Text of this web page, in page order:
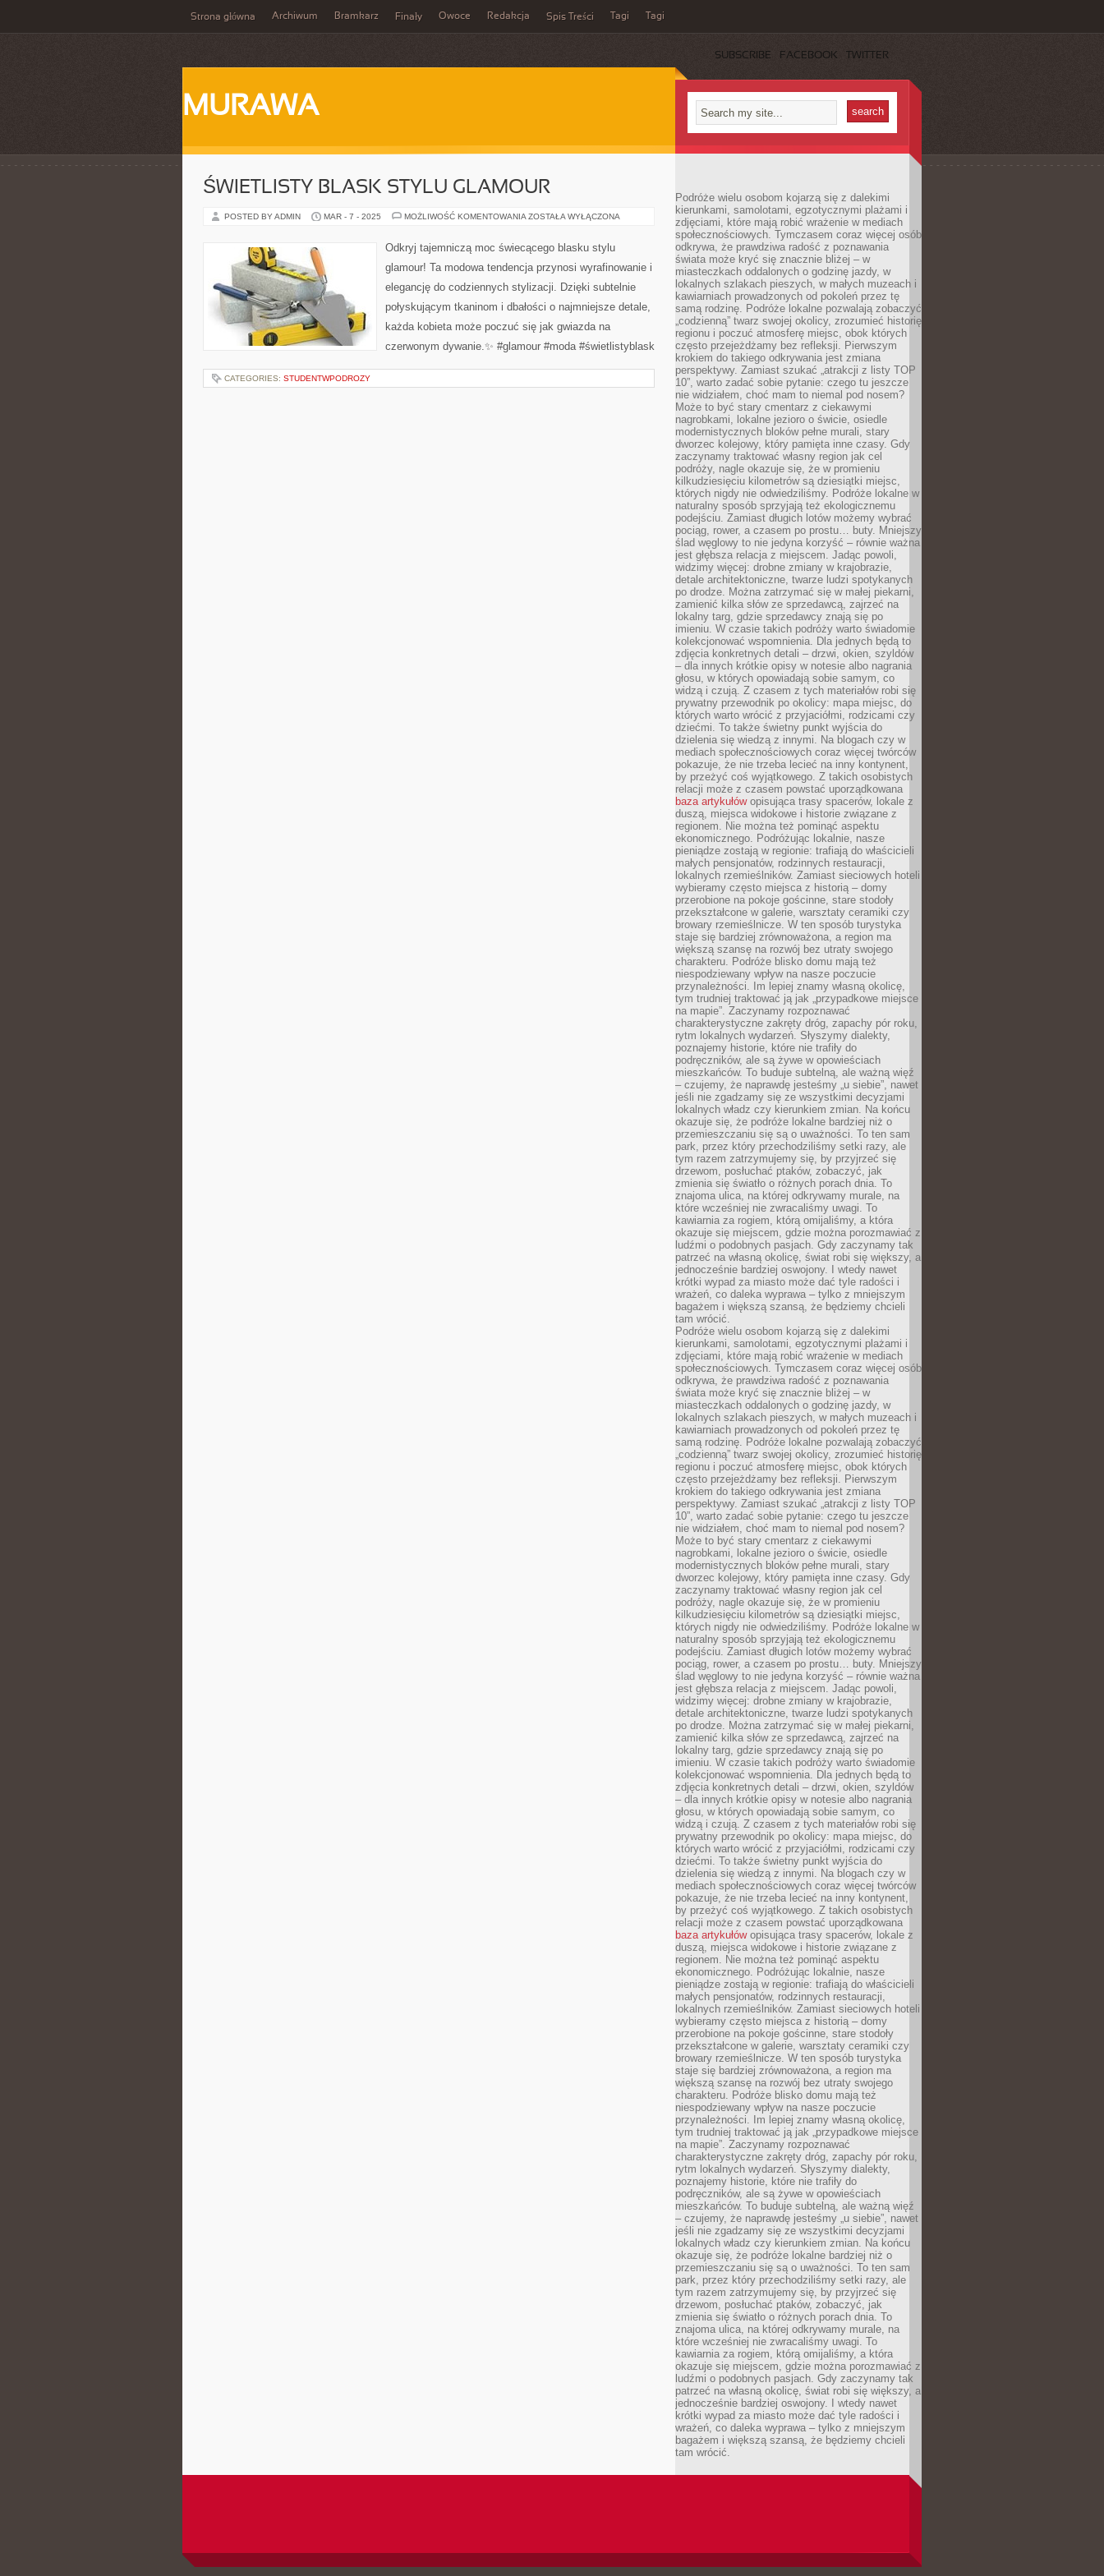
Strona główna Archiwum Bramkarz Finały Owoce Redakcja Spis Treści Tagi Tagi
SUBSCRIBE FACEBOOK TWITTER
MURAWA
ŚWIETLISTY BLASK STYLU GLAMOUR
POSTED BY ADMIN MAR - 7 - 2025 MOŻLIWOŚĆ KOMENTOWANIA ŚWIETLISTY
GLAMOUR
ZOSTAŁA WYŁĄCZONA
Odkryj tajemniczą moc świecącego blasku stylu
glamour! Ta modowa tendencja przynosi wyrafinowanie i
elegancję do codziennych stylizacji. Dzięki subtelnie
połyskującym tkaninom i dbałości o najmniejsze detale,
każda kobieta może poczuć się jak gwiazda na
czerwonym dywanie.✨ #glamour #moda #świetlistyblask
CATEGORIES: STUDENTWPODROZY
Podróże wielu osobom kojarzą się z dalekimi
kierunkami, samolotami, egzotycznymi plażami i
zdjęciami, które mają robić wrażenie w mediach
społecznościowych. Tymczasem coraz więcej osób
odkrywa, że prawdziwa radość z poznawania
świata może kryć się znacznie bliżej – w
miasteczkach oddalonych o godzinę jazdy, w
lokalnych szlakach pieszych, w małych muzeach i
kawiarniach prowadzonych od pokoleń przez tę
samą rodzinę. Podróże lokalne pozwalają zobaczyć
„codzienną” twarz swojej okolicy, zrozumieć historię
regionu i poczuć atmosferę miejsc, obok których
często przejeżdżamy bez refleksji. Pierwszym
krokiem do takiego odkrywania jest zmiana
perspektywy. Zamiast szukać „atrakcji z listy TOP
10”, warto zadać sobie pytanie: czego tu jeszcze
nie widziałem, choć mam to niemal pod nosem?
Może to być stary cmentarz z ciekawymi
nagrobkami, lokalne jezioro o świcie, osiedle
modernistycznych bloków pełne murali, stary
dworzec kolejowy, który pamięta inne czasy. Gdy
zaczynamy traktować własny region jak cel
podróży, nagle okazuje się, że w promieniu
kilkudziesięciu kilometrów są dziesiątki miejsc,
których nigdy nie odwiedziliśmy. Podróże lokalne w
naturalny sposób sprzyjają też ekologicznemu
podejściu. Zamiast długich lotów możemy wybrać
pociąg, rower, a czasem po prostu… buty. Mniejszy
ślad węglowy to nie jedyna korzyść – równie ważna
jest głębsza relacja z miejscem. Jadąc powoli,
widzimy więcej: drobne zmiany w krajobrazie,
detale architektoniczne, twarze ludzi spotykanych
po drodze. Można zatrzymać się w małej piekarni,
zamienić kilka słów ze sprzedawcą, zajrzeć na
lokalny targ, gdzie sprzedawcy znają się po
imieniu. W czasie takich podróży warto świadomie
kolekcjonować wspomnienia. Dla jednych będą to
zdjęcia konkretnych detali – drzwi, okien, szyldów
– dla innych krótkie opisy w notesie albo nagrania
głosu, w których opowiadają sobie samym, co
widzą i czują. Z czasem z tych materiałów robi się
prywatny przewodnik po okolicy: mapa miejsc, do
których warto wrócić z przyjaciółmi, rodzicami czy
dziećmi. To także świetny punkt wyjścia do
dzielenia się wiedzą z innymi. Na blogach czy w
mediach społecznościowych coraz więcej twórców
pokazuje, że nie trzeba lecieć na inny kontynent,
by przeżyć coś wyjątkowego. Z takich osobistych
relacji może z czasem powstać uporządkowana
baza artykułówopisująca trasy spacerów, lokale z
duszą, miejsca widokowe i historie związane z
regionem. Nie można też pominąć aspektu
ekonomicznego. Podróżując lokalnie, nasze
pieniądze zostają w regionie: trafiają do właścicieli
małych pensjonatów, rodzinnych restauracji,
lokalnych rzemieślników. Zamiast sieciowych hoteli
wybieramy często miejsca z historią – domy
przerobione na pokoje gościnne, stare stodoły
przekształcone w galerie, warsztaty ceramiki czy
browary rzemieślnicze. W ten sposób turystyka
staje się bardziej zrównoważona, a region ma
większą szansę na rozwój bez utraty swojego
charakteru. Podróże blisko domu mają też
niespodziewany wpływ na nasze poczucie
przynależności. Im lepiej znamy własną okolicę,
tym trudniej traktować ją jak „przypadkowe miejsce
na mapie”. Zaczynamy rozpoznawać
charakterystyczne zakręty dróg, zapachy pór roku,
rytm lokalnych wydarzeń. Słyszymy dialekty,
poznajemy historie, które nie trafiły do
podręczników, ale są żywe w opowieściach
mieszkańców. To buduje subtelną, ale ważną więź
– czujemy, że naprawdę jesteśmy „u siebie”, nawet
jeśli nie zgadzamy się ze wszystkimi decyzjami
lokalnych władz czy kierunkiem zmian. Na końcu
okazuje się, że podróże lokalne bardziej niż o
przemieszczaniu się są o uważności. To ten sam
park, przez który przechodziliśmy setki razy, ale
tym razem zatrzymujemy się, by przyjrzeć się
drzewom, posłuchać ptaków, zobaczyć, jak
zmienia się światło o różnych porach dnia. To
znajoma ulica, na której odkrywamy murale, na
które wcześniej nie zwracaliśmy uwagi. To
kawiarnia za rogiem, którą omijaliśmy, a która
okazuje się miejscem, gdzie można porozmawiać z
ludźmi o podobnych pasjach. Gdy zaczynamy tak
patrzeć na własną okolicę, świat robi się większy, a
jednocześnie bardziej oswojony. I wtedy nawet
krótki wypad za miasto może dać tyle radości i
wrażeń, co daleka wyprawa – tylko z mniejszym
bagażem i większą szansą, że będziemy chcieli
tam wrócić.
Podróże wielu osobom kojarzą się z dalekimi
kierunkami, samolotami, egzotycznymi plażami i
zdjęciami, które mają robić wrażenie w mediach
społecznościowych. Tymczasem coraz więcej osób
odkrywa, że prawdziwa radość z poznawania
świata może kryć się znacznie bliżej – w
miasteczkach oddalonych o godzinę jazdy, w
lokalnych szlakach pieszych, w małych muzeach i
kawiarniach prowadzonych od pokoleń przez tę
samą rodzinę. Podróże lokalne pozwalają zobaczyć
„codzienną” twarz swojej okolicy, zrozumieć historię
regionu i poczuć atmosferę miejsc, obok których
często przejeżdżamy bez refleksji. Pierwszym
krokiem do takiego odkrywania jest zmiana
perspektywy. Zamiast szukać „atrakcji z listy TOP
10”, warto zadać sobie pytanie: czego tu jeszcze
nie widziałem, choć mam to niemal pod nosem?
Może to być stary cmentarz z ciekawymi
nagrobkami, lokalne jezioro o świcie, osiedle
modernistycznych bloków pełne murali, stary
dworzec kolejowy, który pamięta inne czasy. Gdy
zaczynamy traktować własny region jak cel
podróży, nagle okazuje się, że w promieniu
kilkudziesięciu kilometrów są dziesiątki miejsc,
których nigdy nie odwiedziliśmy. Podróże lokalne w
naturalny sposób sprzyjają też ekologicznemu
podejściu. Zamiast długich lotów możemy wybrać
pociąg, rower, a czasem po prostu… buty. Mniejszy
ślad węglowy to nie jedyna korzyść – równie ważna
jest głębsza relacja z miejscem. Jadąc powoli,
widzimy więcej: drobne zmiany w krajobrazie,
detale architektoniczne, twarze ludzi spotykanych
po drodze. Można zatrzymać się w małej piekarni,
zamienić kilka słów ze sprzedawcą, zajrzeć na
lokalny targ, gdzie sprzedawcy znają się po
imieniu. W czasie takich podróży warto świadomie
kolekcjonować wspomnienia. Dla jednych będą to
zdjęcia konkretnych detali – drzwi, okien, szyldów
– dla innych krótkie opisy w notesie albo nagrania
głosu, w których opowiadają sobie samym, co
widzą i czują. Z czasem z tych materiałów robi się
prywatny przewodnik po okolicy: mapa miejsc, do
których warto wrócić z przyjaciółmi, rodzicami czy
dziećmi. To także świetny punkt wyjścia do
dzielenia się wiedzą z innymi. Na blogach czy w
mediach społecznościowych coraz więcej twórców
pokazuje, że nie trzeba lecieć na inny kontynent,
by przeżyć coś wyjątkowego. Z takich osobistych
relacji może z czasem powstać uporządkowana
baza artykułówopisująca trasy spacerów, lokale z
duszą, miejsca widokowe i historie związane z
regionem. Nie można też pominąć aspektu
ekonomicznego. Podróżując lokalnie, nasze
pieniądze zostają w regionie: trafiają do właścicieli
małych pensjonatów, rodzinnych restauracji,
lokalnych rzemieślników. Zamiast sieciowych hoteli
wybieramy często miejsca z historią – domy
przerobione na pokoje gościnne, stare stodoły
przekształcone w galerie, warsztaty ceramiki czy
browary rzemieślnicze. W ten sposób turystyka
staje się bardziej zrównoważona, a region ma
większą szansę na rozwój bez utraty swojego
charakteru. Podróże blisko domu mają też
niespodziewany wpływ na nasze poczucie
przynależności. Im lepiej znamy własną okolicę,
tym trudniej traktować ją jak „przypadkowe miejsce
na mapie”. Zaczynamy rozpoznawać
charakterystyczne zakręty dróg, zapachy pór roku,
rytm lokalnych wydarzeń. Słyszymy dialekty,
poznajemy historie, które nie trafiły do
podręczników, ale są żywe w opowieściach
mieszkańców. To buduje subtelną, ale ważną więź
– czujemy, że naprawdę jesteśmy „u siebie”, nawet
jeśli nie zgadzamy się ze wszystkimi decyzjami
lokalnych władz czy kierunkiem zmian. Na końcu
okazuje się, że podróże lokalne bardziej niż o
przemieszczaniu się są o uważności. To ten sam
park, przez który przechodziliśmy setki razy, ale
tym razem zatrzymujemy się, by przyjrzeć się
drzewom, posłuchać ptaków, zobaczyć, jak
zmienia się światło o różnych porach dnia. To
znajoma ulica, na której odkrywamy murale, na
które wcześniej nie zwracaliśmy uwagi. To
kawiarnia za rogiem, którą omijaliśmy, a która
okazuje się miejscem, gdzie można porozmawiać z
ludźmi o podobnych pasjach. Gdy zaczynamy tak
patrzeć na własną okolicę, świat robi się większy, a
jednocześnie bardziej oswojony. I wtedy nawet
krótki wypad za miasto może dać tyle radości i
wrażeń, co daleka wyprawa – tylko z mniejszym
bagażem i większą szansą, że będziemy chcieli
tam wrócić.